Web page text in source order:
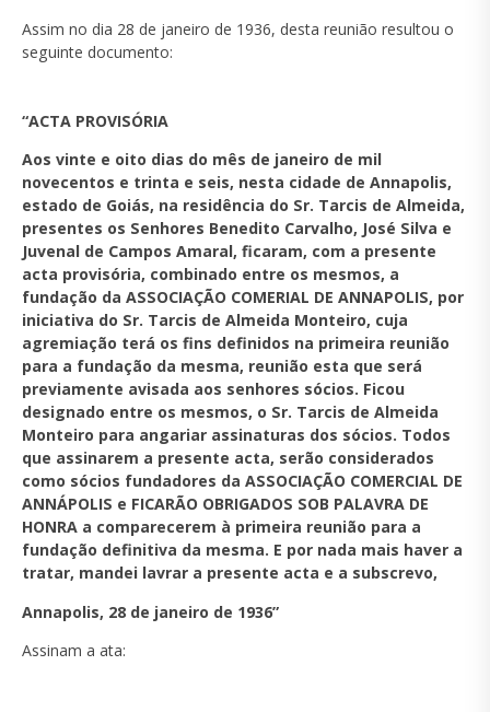
Assim no dia 28 de janeiro de 1936, desta reunião resultou o
seguinte documento:
“ACTA PROVISÓRIA
Aos vinte e oito dias do mês de janeiro de mil
novecentos e trinta e seis, nesta cidade de Annapolis,
estado de Goiás, na residência do Sr. Tarcis de Almeida,
presentes os Senhores Benedito Carvalho, José Silva e
Juvenal de Campos Amaral, ficaram, com a presente
acta provisória, combinado entre os mesmos, a
fundação da ASSOCIAÇÃO COMERIAL DE ANNAPOLIS, por
iniciativa do Sr. Tarcis de Almeida Monteiro, cuja
agremiação terá os fins definidos na primeira reunião
para a fundação da mesma, reunião esta que será
previamente avisada aos senhores sócios. Ficou
designado entre os mesmos, o Sr. Tarcis de Almeida
Monteiro para angariar assinaturas dos sócios. Todos
que assinarem a presente acta, serão considerados
como sócios fundadores da ASSOCIAÇÃO COMERCIAL DE
ANNÁPOLIS e FICARÃO OBRIGADOS SOB PALAVRA DE
HONRA a comparecerem à primeira reunião para a
fundação definitiva da mesma. E por nada mais haver a
tratar, mandei lavrar a presente acta e a subscrevo,
Annapolis, 28 de janeiro de 1936”
Assinam a ata: